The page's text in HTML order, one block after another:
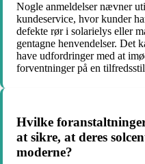
Nogle anmeldelser nævner
kundeservice, hvor kunder
defekte rør i solarielys eller
gentagne henvendelser. Det
have udfordringer med at
forventninger på en
Hvilke
at sikre, at deres
moderne?